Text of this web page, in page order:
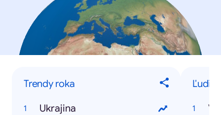
Trendy roka
Ukrajina
Ľudia